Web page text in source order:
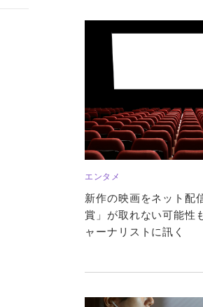
エンタメ
新作の映画をネット配
賞」が取れない可能性
ャーナリストに訊く